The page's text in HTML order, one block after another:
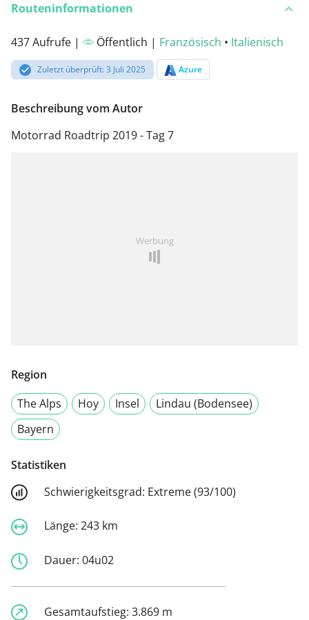
Routeninformationen
437 Aufrufe | Öffentlich | Französisch • Italienisch
Zuletzt überprüft: 3 Juli 2025 Azure
Beschreibung vom Autor
Motorrad Roadtrip 2019 - Tag 7
Werbung
Region
The Alps
Hoy Insel
Lindau (Bodensee)
Bayern
Statistiken
Schwierigkeitsgrad: Extreme (93/100)
Länge: 243 km
Dauer: 04u02
Gesamtaufstieg: 3.869 m